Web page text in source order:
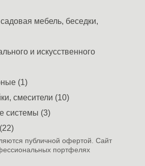
мебель, беседки,
и искусственного
(1)
смесители (10)
системы (3)
публичной офертой. Сайт
портфелях